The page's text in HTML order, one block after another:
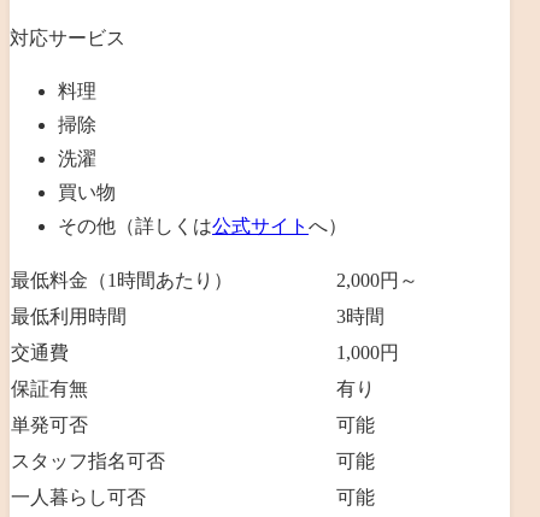
対応サービス
料理
掃除
洗濯
買い物
その他（詳しくは公式サイト へ）
最低料金（1時間あたり）
2,000円～
最低利用時間
3時間
交通費
1,000円
保証有無
有り
単発可否
可能
スタッフ指名可否
可能
一人暮らし可否
可能